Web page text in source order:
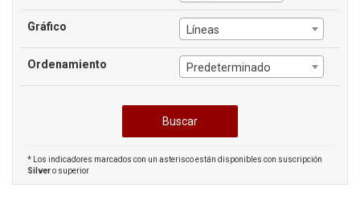
Gráfico Líneas
Ordenamiento Predeterminado
* Los indicadores marcados con un asterisco están disponibles con suscripción
Silvero superior